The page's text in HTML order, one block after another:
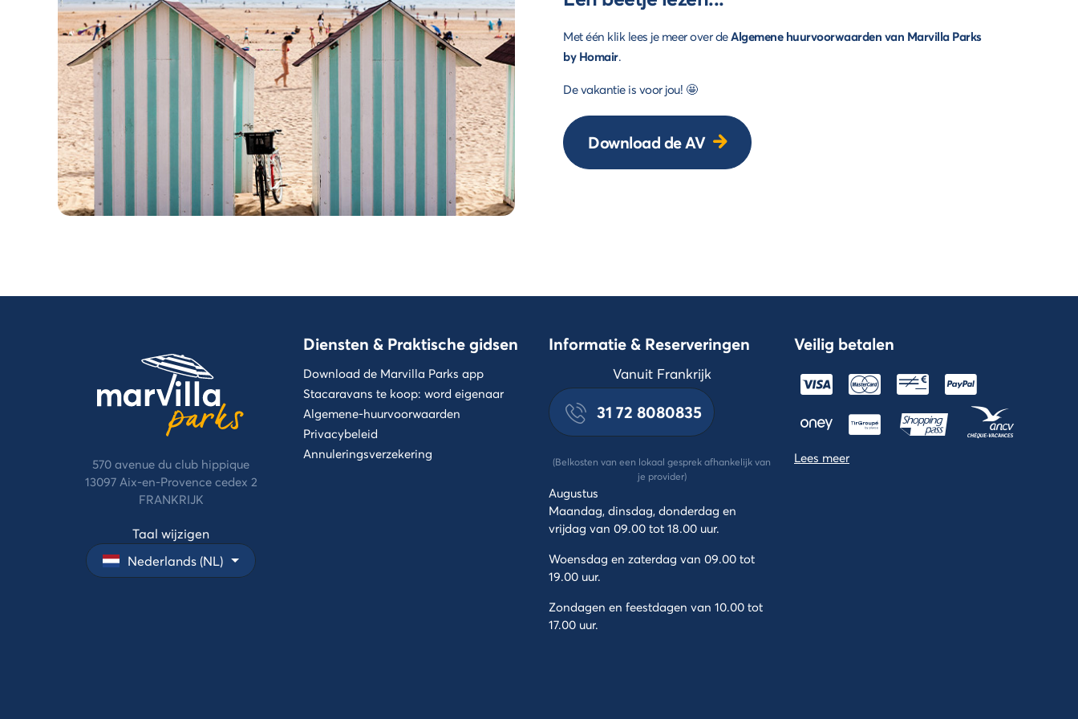
Met één klik lees je meer over deAlgemene huurvoorwaarden van Marvilla Parks
by Homair.
De vakantie is voor jou! 🤩
Download de AV
570 avenue du club hippique
13097 Aix-en-Provence cedex 2
FRANKRIJK
Taal wijzigen
Nederlands (NL)
Diensten & Praktische gidsen
Download de Marvilla Parks app
Stacaravans te koop: word eigenaar
Algemene-huurvoorwaarden
Privacybeleid
Annuleringsverzekering
Informatie & Reserveringen
Vanuit Frankrijk
31 72 8080835
(Belkosten van een lokaal gesprek afhankelijk van
je provider)
Augustus
Maandag, dinsdag, donderdag en
vrijdag van 09.00 tot 18.00 uur.
Woensdag en zaterdag van 09.00 tot
19.00 uur.
Zondagen en feestdagen van 10.00 tot
17.00 uur.
Veilig betalen
Lees meer